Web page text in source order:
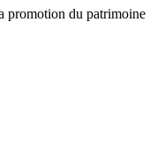
promotion du patrimoine